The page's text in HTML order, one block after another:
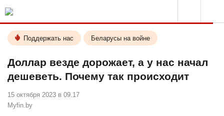
Поддержать нас Беларусы на войне
Доллар везде дорожает, а у нас начал
дешеветь. Почему так происходит
15 октября 2023 в 09.17
Myfin.by